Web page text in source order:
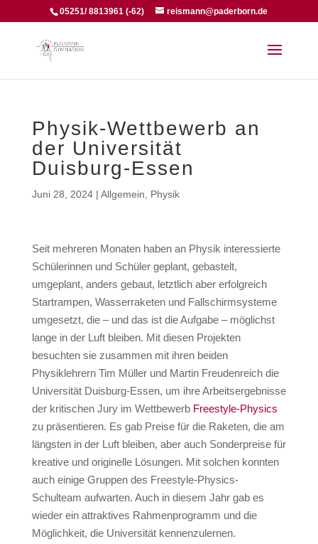
05251/ 8813961 (-62) reismann@paderborn.de
Physik-Wettbewerb an
der Universität
Duisburg-Essen
Juni 28, 2024| Allgemein Physik
Seit mehreren Monaten haben an Physik interessierte
Schülerinnen und Schüler geplant, gebastelt,
umgeplant, anders gebaut, letztlich aber erfolgreich
Startrampen, Wasserraketen und Fallschirmsysteme
umgesetzt, die – und das ist die Aufgabe – möglichst
lange in der Luft bleiben. Mit diesen Projekten
besuchten sie zusammen mit ihren beiden
Physiklehrern Tim Müller und Martin Freudenreich die
Universität Duisburg-Essen, um ihre Arbeitsergebnisse
der kritischen Jury im Wettbewerb Freestyle-Physics
zu präsentieren. Es gab Preise für die Raketen, die am
längsten in der Luft bleiben, aber auch Sonderpreise für
kreative und originelle Lösungen. Mit solchen konnten
auch einige Gruppen des Freestyle-Physics-
Schulteam aufwarten. Auch in diesem Jahr gab es
wieder ein attraktives Rahmenprogramm und die
Möglichkeit, die Universität kennenzulernen.